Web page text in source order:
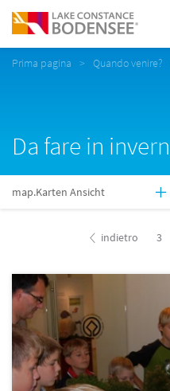
Prima pagina Quando venire?
Da fare in
map.Karten Ansicht
indietro 3